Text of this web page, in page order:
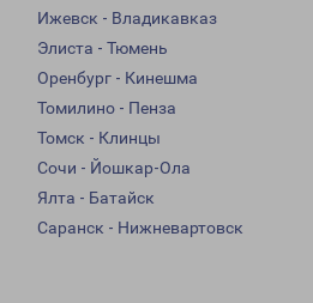
Ижевск - Владикавказ
Элиста - Тюмень
Оренбург - Кинешма
Томилино - Пенза
Томск - Клинцы
Сочи - Йошкар-Ола
Ялта - Батайск
Саранск - Нижневартовск